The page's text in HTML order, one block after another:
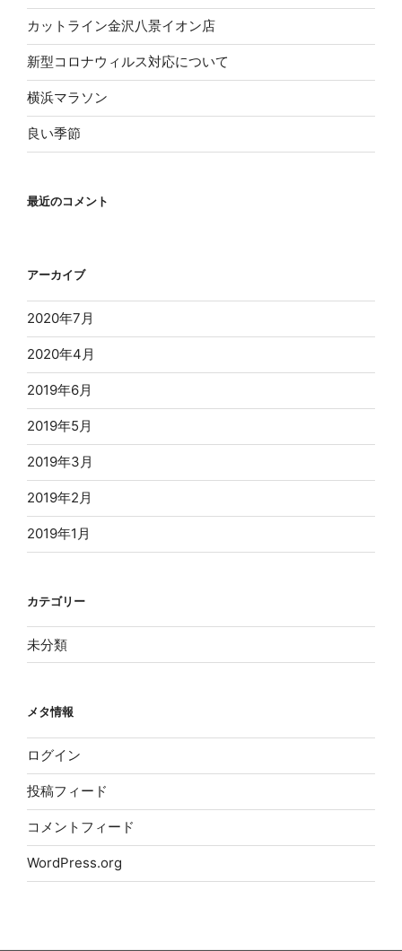
カットライン金沢八景イオン店
新型コロナウィルス対応について
横浜マラソン
良い季節
最近のコメント
アーカイブ
2020年7月
2020年4月
2019年6月
2019年5月
2019年3月
2019年2月
2019年1月
カテゴリー
未分類
メタ情報
ログイン
投稿フィード
コメントフィード
WordPress.org